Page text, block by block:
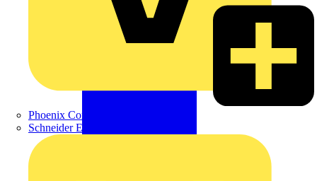
Phoenix Contact
Schneider Electric